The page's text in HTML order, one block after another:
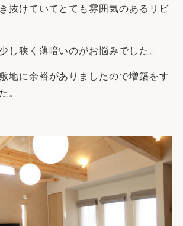
抜けていてとても雰囲気のあるリビ
し狭く薄暗いのがお悩みでした。
地に余裕がありましたので増築をす
。